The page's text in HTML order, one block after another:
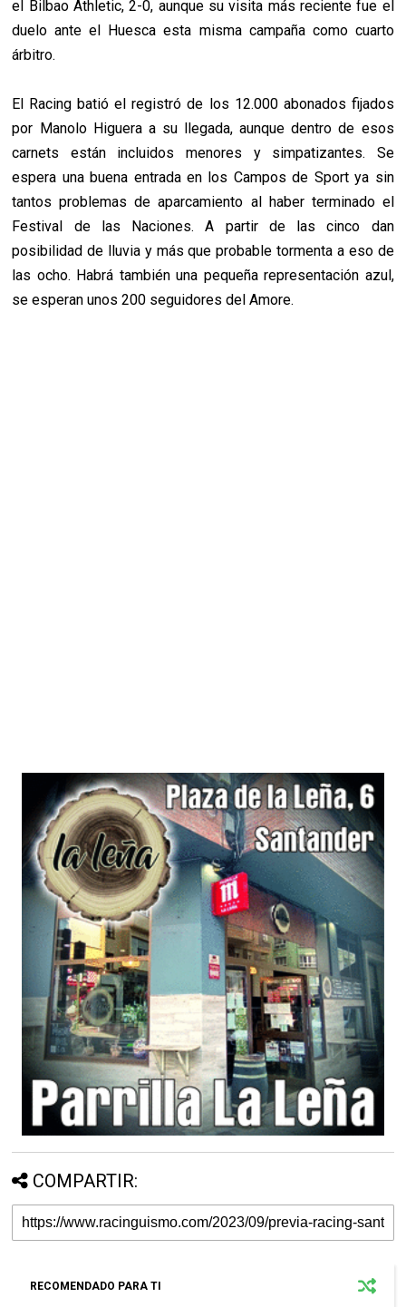
el Bilbao Athletic, 2-0, aunque su visita más reciente fue el
duelo ante el Huesca esta misma campaña como cuarto
árbitro.
El Racing batió el registró de los 12.000 abonados fijados
por Manolo Higuera a su llegada, aunque dentro de esos
carnets están incluidos menores y simpatizantes. Se
espera una buena entrada en los Campos de Sport ya sin
tantos problemas de aparcamiento al haber terminado el
Festival de las Naciones. A partir de las cinco dan
posibilidad de lluvia y más que probable tormenta a eso de
las ocho. Habrá también una pequeña representación azul,
se esperan unos 200 seguidores del Amore.
COMPARTIR:
RECOMENDADO PARA TI